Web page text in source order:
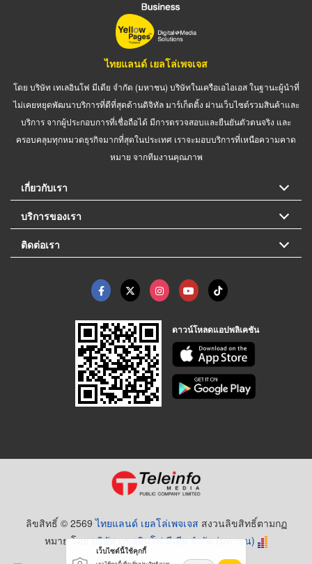
ไทยแลนด์ เยลโล่เพจเจส
โดย บริษัท เทเลอินโฟ มีเดีย จำกัด (มหาชน) บริษัทในเครือเอไอเอส ในฐานะผู้นำที่
ไม่เคยหยุดพัฒนาบริการที่ดีที่สุดด้านดิจิทัล มาร์เก็ตติ้ง ผ่านเว็บไซต์รวมสินค้าและ
บริการ จากผู้ประกอบการที่เชื่อถือได้ มีการตรวจสอบและยืนยันตัวตนจริง และ
ครอบคลุมทุกหมวดธุรกิจมากที่สุดในประเทศ เราจะมอบบริการที่เหนือความคาด
หมาย จากทีมงานคุณภาพ
เกี่ยวกับเรา
บริการของเรา
ติดต่อเรา
ดาวน์โหลดแอปพลิเคชัน
ลิขสิทธิ์ © 2569ไทยแลนด์ เยลโล่เพจเจส สงวนลิขสิทธิ์ตามกฏ
หมาย โดยบริษัท เทเลอินโฟ มีเดีย จำกัด (มหาชน)
เว็บไซต์นี้ใช้คุกกี้